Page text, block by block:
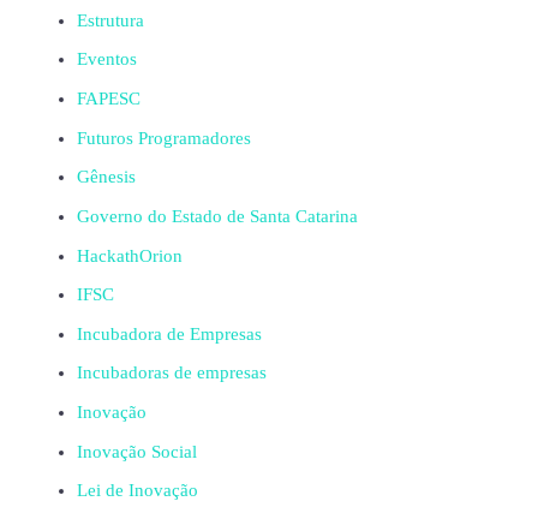
Estrutura
Eventos
FAPESC
Futuros Programadores
Gênesis
Governo do Estado de Santa Catarina
HackathOrion
IFSC
Incubadora de Empresas
Incubadoras de empresas
Inovação
Inovação Social
Lei de Inovação